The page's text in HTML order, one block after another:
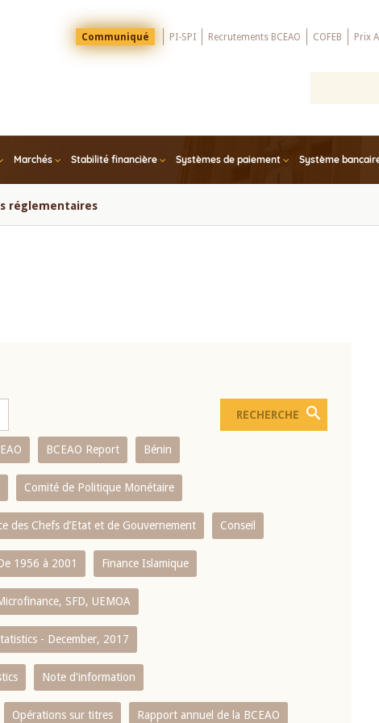
Menu
Top
Communiqué PI-SPI Recrutements BCEAO COFEB Prix
Marchés Stabilité financière Systèmes de paiement Système
réglementaires
BCEAO Report Bénin
Comité de Politique Monétaire
des Chefs d’Etat et de Gouvernement Conseil
1956 à 2001 Finance Islamique
SFD, UEMOA
- December, 2017
Note d'information
Opérations sur titres Rapport annuel de la BCEAO